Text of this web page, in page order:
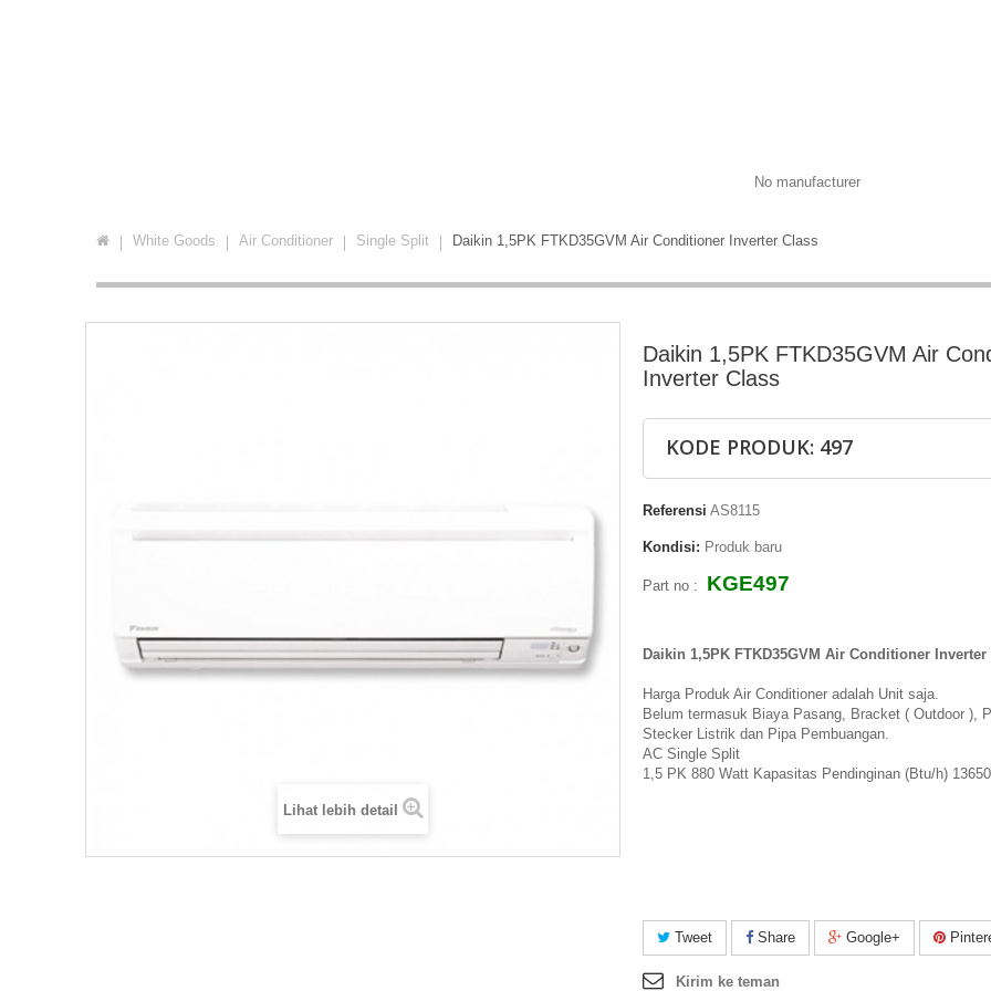
No manufacturer
White Goods Air Conditioner Single Split Daikin 1,5PK FTKD35GVM Air Conditioner Inverter Class
Lihat lebih detail
Daikin 1,5PK FTKD35GVM Air
Inverter Class
KODE PRODUK: 497
Referensi AS8115
Kondisi: Produk baru
Part no : KGE497
Daikin 1,5PK FTKD35GVM Air Conditioner Inverter
Harga Produk Air Conditioner adalah Unit saja.
Belum termasuk Biaya Pasang, Bracket ( Outdoor ),
Stecker Listrik dan Pipa Pembuangan.
AC Single Split
1,5 PK 880 Watt Kapasitas Pendinginan (Btu/h) 13650
Tweet Share Google+
Kirim ke teman